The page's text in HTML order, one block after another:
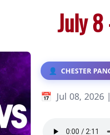
July 8
CHESTER
Jul 08, 2026